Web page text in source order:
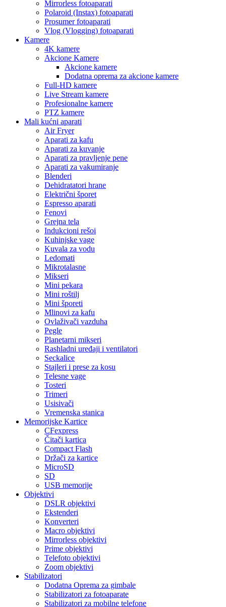
Mirrorless fotoaparati
Polaroid (Instax) fotoaparati
Prosumer fotoaparati
Vlog (Vlogging) fotoaparati
Kamere
4K kamere
Akcione Kamere
Akcione kamere
Dodatna oprema za akcione kamere
Full-HD kamere
Live Stream kamere
Profesionalne kamere
PTZ kamere
Mali kućni aparati
Air Fryer
Aparati za kafu
Aparati za kuvanje
Aparati za pravljenje pene
Aparati za vakumiranje
Blenderi
Dehidratatori hrane
Električni šporet
Espresso aparati
Fenovi
Grejna tela
Indukcioni rešoi
Kuhinjske vage
Kuvala za vodu
Ledomati
Mikrotalasne
Mikseri
Mini pekara
Mini roštilj
Mini šporeti
Mlinovi za kafu
Ovlaživači vazduha
Pegle
Planetarni mikseri
Rashladni uređaji i ventilatori
Seckalice
Stajleri i prese za kosu
Telesne vage
Tosteri
Trimeri
Usisivači
Vremenska stanica
Memorijske Kartice
CFexpress
Čitači kartica
Compact Flash
Držači za kartice
MicroSD
SD
USB memorije
Objektivi
DSLR objektivi
Ekstenderi
Konverteri
Macro objektivi
Mirrorless objektivi
Prime objektivi
Telefoto objektivi
Zoom objektivi
Stabilizatori
Dodatna Oprema za gimbale
Stabilizatori za fotoaparate
Stabilizatori za mobilne telefone